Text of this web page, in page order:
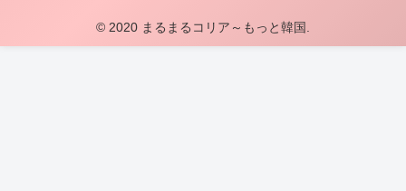
© 2020 まるまるコリア～もっと韓国.